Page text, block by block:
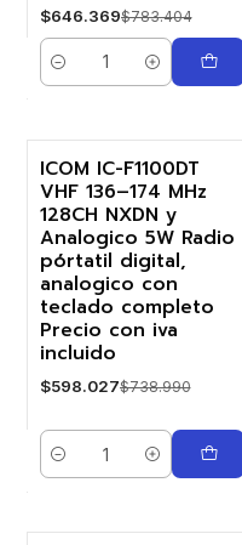
$646.369$783.404
Cantidad
-19%
ICOM IC-F1100DT
VHF 136–174 MHz
128CH NXDN y
Analogico 5W Radio
pórtatil digital,
analogico con
teclado completo
Precio con iva
incluido
$598.027$738.990
Cantidad